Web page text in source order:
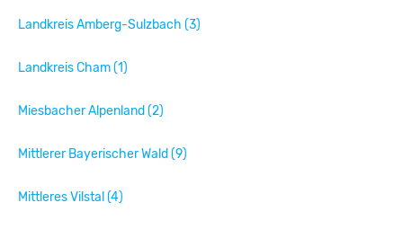
Landkreis Amberg-Sulzbach (3)
Landkreis Cham (1)
Miesbacher Alpenland (2)
Mittlerer Bayerischer Wald (9)
Mittleres Vilstal (4)